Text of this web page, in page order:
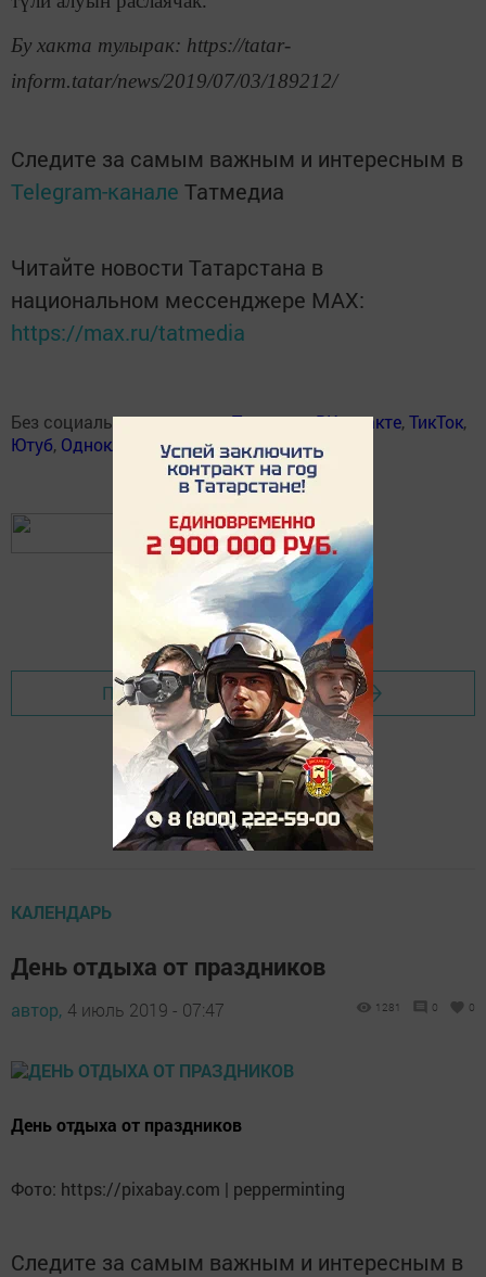
Бу хакта тулырак: https://tatar-
inform.tatar/news/2019/07/03/189212/
Следите за самым важным и интересным в
Telegram-канале Татмедиа
Читайте новости Татарстана в
национальном мессенджере MАХ:
https://max.ru/tatmedia
Без социаль челтәрләрдә:Телеграм,ВКонтакте,ТикТок,
Ютуб, Одноклассники,Твиттер,Яндекс.Дзен
Перейти на страницу новости
КАЛЕНДАРЬ
День отдыха от праздников
автор, 4 июль 2019 - 07:47 1281 0 0
День отдыха от праздников
Фото: https://pixabay.com | pepperminting
Следите за самым важным и интересным в